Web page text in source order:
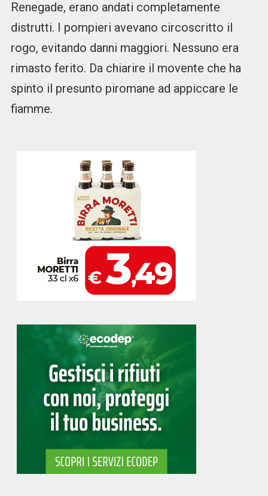
Renegade, erano andati completamente
distrutti. I pompieri avevano circoscritto il
rogo, evitando danni maggiori. Nessuno era
rimasto ferito. Da chiarire il movente che ha
spinto il presunto piromane ad appiccare le
fiamme.